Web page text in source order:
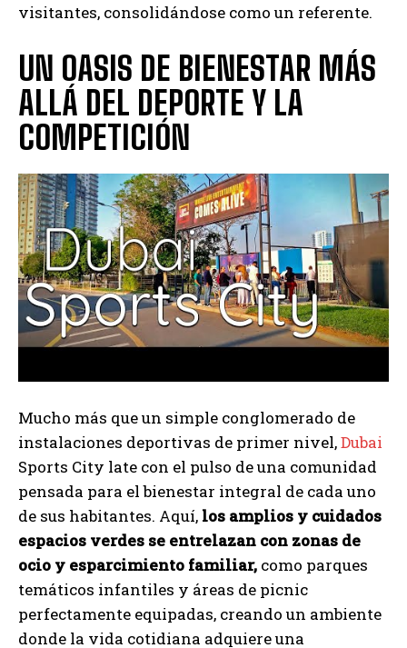
visitantes, consolidándose como un referente.
UN OASIS DE BIENESTAR MÁS
ALLÁ DEL DEPORTE Y LA
COMPETICIÓN
Mucho más que un simple conglomerado de
instalaciones deportivas de primer nivel,Dubai
Sports City late con el pulso de una comunidad
pensada para el bienestar integral de cada uno
de sus habitantes. Aquí, los amplios y cuidados
espacios verdes se entrelazan con zonas de
ocio y esparcimiento familiar, como parques
temáticos infantiles y áreas de picnic
perfectamente equipadas, creando un ambiente
donde la vida cotidiana adquiere una